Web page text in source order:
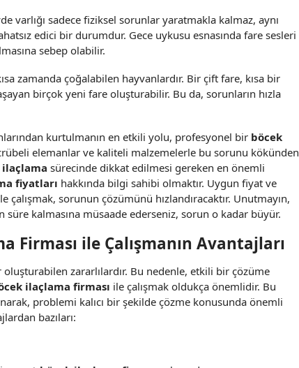
varlığı sadece fiziksel sorunlar yaratmakla kalmaz, aynı
edici bir durumdur. Gece uykusu esnasında fare sesleri
sebep olabilir.
zamanda çoğalabilen hayvanlardır. Bir çift fare, kısa bir
birçok yeni fare oluşturabilir. Bu da, sorunların hızla
kurtulmanın en etkili yolu, profesyonel bir böcek
elemanlar ve kaliteli malzemelerle bu sorunu kökünden
ilaçlama sürecinde dikkat edilmesi gereken en önemli
fiyatları hakkında bilgi sahibi olmaktır. Uygun fiyat ve
sorunun çözümünü hızlandıracaktır. Unutmayın,
kalmasına müsaade ederseniz, sorun o kadar büyür.
Firması ile Çalışmanın Avantajları
zararlılardır. Bu nedenle, etkili bir çözüme
ilaçlama firması ile çalışmak oldukça önemlidir. Bu
problemi kalıcı bir şekilde çözme konusunda önemli
bazıları: